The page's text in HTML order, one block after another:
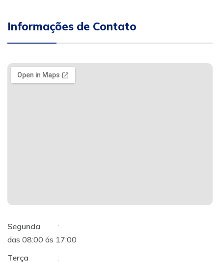
Informações de Contato
Segunda
:
das 08:00 ás 17:00
Terça
: